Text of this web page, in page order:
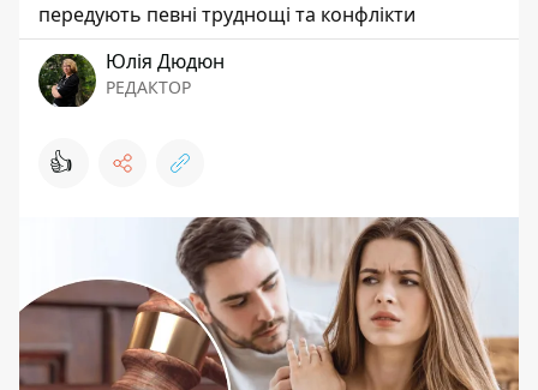
передують певні труднощі та конфлікти
Юлія Дюдюн
РЕДАКТОР
👍